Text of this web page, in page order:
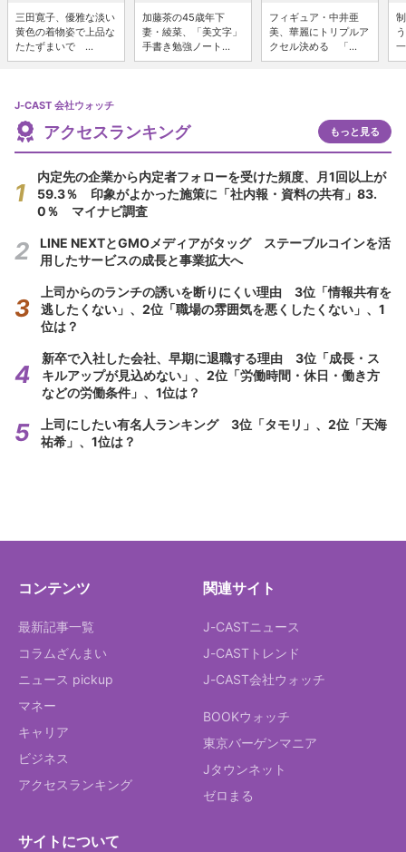
三田寛子、優雅な淡い
黄色の着物姿で上品な
たたずまいで ...
加藤茶の45歳年下
妻・綾菜、「美文字」
手書き勉強ノート...
フィギュア・中井亜
美、華麗にトリプルア
クセル決める 「...
J-CAST 会社ウォッチ
アクセスランキング もっと見る
内定先の企業から内定者フォローを受けた頻度、月1回以上が
59.3％ 印象がよかった施策に「社内報・資料の共有」83.
0％ マイナビ調査
LINE NEXTとGMOメディアがタッグ ステーブルコインを活
用したサービスの成長と事業拡大へ
上司からのランチの誘いを断りにくい理由 3位「情報共有を
逃したくない」、2位「職場の雰囲気を悪くしたくない」、1
位は？
新卒で入社した会社、早期に退職する理由 3位「成長・ス
キルアップが見込めない」、2位「労働時間・休日・働き方
などの労働条件」、1位は？
上司にしたい有名人ランキング 3位「タモリ」、2位「天海
祐希」、1位は？
コンテンツ
最新記事一覧
コラムざんまい
ニュース pickup
マネー
キャリア
ビジネス
アクセスランキング
関連サイト
J-CASTニュース
J-CASTトレンド
J-CAST会社ウォッチ
BOOKウォッチ
東京バーゲンマニア
Jタウンネット
ゼロまる
サイトについて